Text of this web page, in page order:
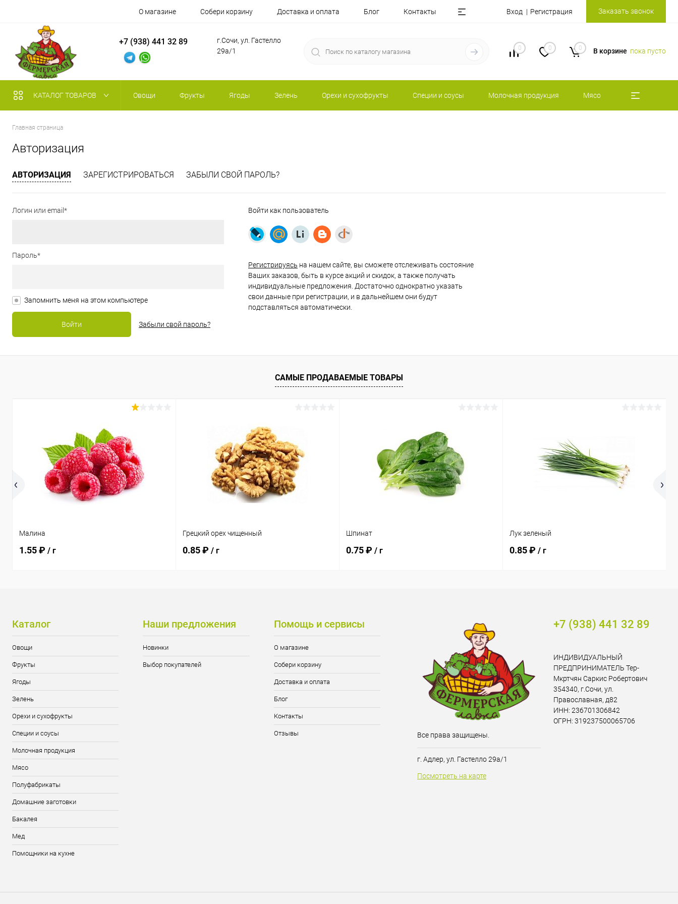
О магазине Собери корзину Доставка и оплата Блог Контакты Вход Регистрация Заказать звонок
+7 (938) 441 32 89
г.Сочи, ул. Гастелло
29а/1
0 0 0 В корзине пока пусто
КАТАЛОГ ТОВАРОВ Овощи Фрукты Ягоды Зелень Орехи и сухофрукты Специи и соусы Молочная продукция Мясо
Главная страница
Авторизация
АВТОРИЗАЦИЯ ЗАРЕГИСТРИРОВАТЬСЯ ЗАБЫЛИ СВОЙ ПАРОЛЬ?
Логин или email*
Пароль*
Запомнить меня на этом компьютере
Забыли свой пароль?
Войти как пользователь
Регистрируясь на нашем сайте, вы сможете отслеживать состояние
Ваших заказов, быть в курсе акций и скидок, а также получать
индивидуальные предложения. Достаточно однократно указать
свои данные при регистрации, и в дальнейшем они будут
подставляться автоматически.
САМЫЕ ПРОДАВАЕМЫЕ ТОВАРЫ
Малина
1.55 ₽ / г
Грецкий орех чищенный
0.85 ₽ / г
Шпинат
0.75 ₽ / г
Лук зеленый
0.85 ₽ / г
Каталог
Овощи
Фрукты
Ягоды
Зелень
Орехи и сухофрукты
Специи и соусы
Молочная продукция
Мясо
Полуфабрикаты
Домашние заготовки
Бакалея
Мед
Помощники на кухне
Наши предложения
Новинки
Выбор покупателей
Помощь и сервисы
О магазине
Собери корзину
Доставка и оплата
Блог
Контакты
Отзывы Все права защищены.
г. Адлер, ул. Гастелло 29а/1
Посмотреть на карте
+7 (938) 441 32 89
ИНДИВИДУАЛЬНЫЙ
ПРЕДПРИНИМАТЕЛЬ Тер-
Мкртчян Саркис Робертович
354340, г.Сочи, ул.
Православная, д82
ИНН: 236701306842
ОГРН: 319237500065706